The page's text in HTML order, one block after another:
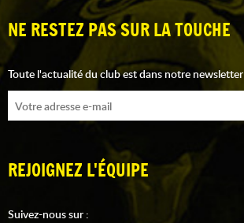
NE RESTEZ PAS SUR LA TOUCHE
Toute l'actualité du club est dans notre newsletter
REJOIGNEZ L'ÉQUIPE
Suivez-nous sur :